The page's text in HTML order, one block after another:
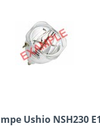
Ushio NSH230